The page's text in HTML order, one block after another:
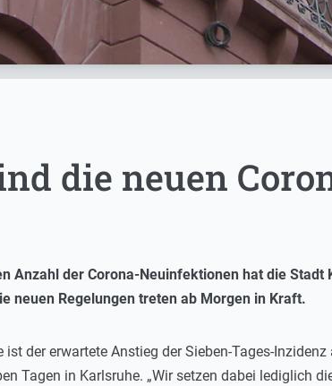
die neuen
Anzahl der Corona-Neuinfektionen hat die
neuen Regelungen treten ab Morgen in Kraft.
der erwartete Anstieg der Sieben-Tages-
Tagen in Karlsruhe. „Wir setzen dabei lediglich